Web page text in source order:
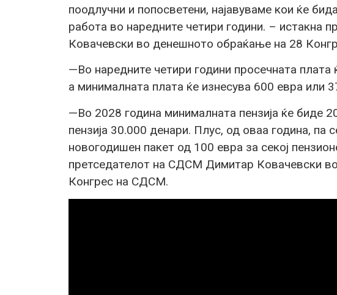
поодлучни и попосветени, најавуваме кои ќе
работа во наредните четири години. – истакна
Ковачевски во денешното обраќање на 28
—Во наредните четири години просечната
а минималната плата ќе изнесува 600 евра или
—Во 2028 година минималната пензија ќе биде
пензија 30.000 денари. Плус, од оваа година, па
новогодишен пакет од 100 евра за секој
претседателот на СДСМ Димитар Ковачевски
Конгрес на СДСМ.